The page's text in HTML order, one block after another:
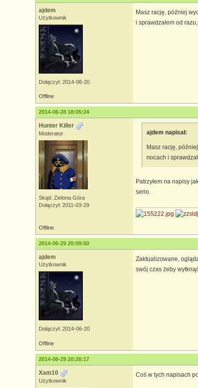
ajdem
Użytkownik
Dołączył: 2014-06-20
Masz rację, później
i sprawdzałem od
Offline
2014-06-28 18:05:24
Hunter Killer
Moderator
Skąd: Zielona Góra
Dołączył: 2011-03-29
ajdem napisał:
Masz rację,
nocach i
Patrzyłem na napisy
serio.
Offline
2014-06-29 20:09:50
ajdem
Użytkownik
Dołączył: 2014-06-20
Zaktualizowane,
swój czas żeby
Offline
2014-06-29 20:26:17
Xam10
Użytkownik
Coś w tych napisach